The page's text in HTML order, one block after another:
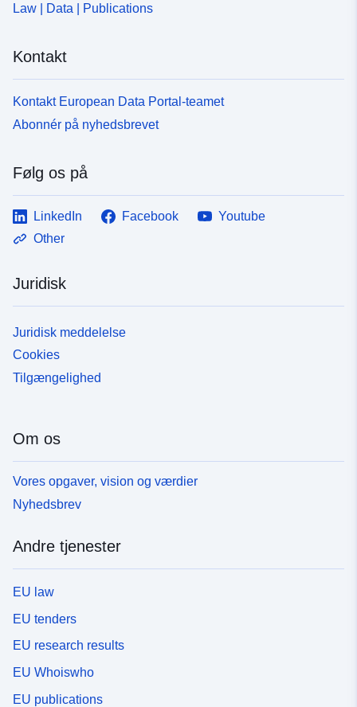
Law | Data | Publications
Kontakt
Kontakt European Data Portal-teamet
Abonnér på nyhedsbrevet
Følg os på
LinkedIn Facebook
Youtube
Other
Juridisk
Juridisk meddelelse
Cookies
Tilgængelighed
Om os
Vores opgaver, vision og værdier
Nyhedsbrev
Andre tjenester
EU law
EU tenders
EU research results
EU Whoiswho
EU publications